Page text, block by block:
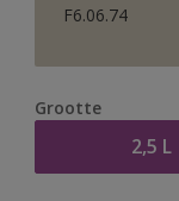
F6.06.74
Grootte
2,5 L